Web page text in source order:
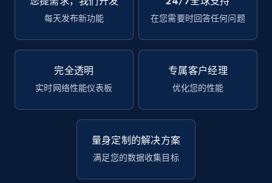
每天发布新功能 在您需要时回答任何问题
完全透明
实时网络性能仪表板
专属客户经理
优化您的性能
量身定制的解决方案
满足您的数据收集目标